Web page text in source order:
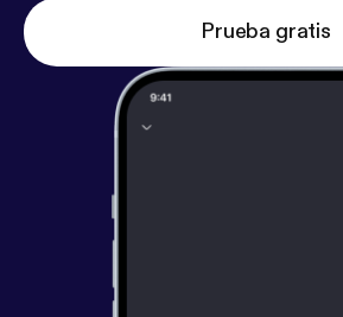
Prueba gratis